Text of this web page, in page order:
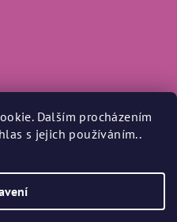
Dalším procházením
s jejich používáním..